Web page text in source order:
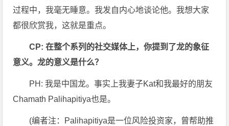
过程中，我毫无睡意。我发自内心地谈论他。我想大家
都很欣赏我，这就是重点。
CP: 在整个系列的社交媒体上，你提到了龙的象征
意义。龙的意义是什么？
PH: 我是中国龙。事实上我妻子Kat和我最好的朋友
Chamath Palihapitiya也是。
(编者注：Palihapitiya是一位风险投资家，曾帮助推